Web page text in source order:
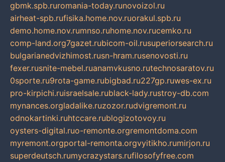
gbmk.spb.ruromania-today.runovoizol.ru
airheat-spb.rufisika.home.nov.ruorakul.spb.ru
demo.home.nov.rumnso.ruhome.nov.rucemko.ru
comp-land.org7gazet.rubicom-oil.rusuperiorsearch.ru
bulgarianedvizhimost.rusn-hram.rusenovosti.ru
fexer.rusnite-mebel.ruanamvkusno.rutechnosaratov.ru
0sporte.ru9rota-game.rubigbad.ru227gp.ruwes-ex.ru
pro-kirpichi.ruisraelsale.rublack-lady.rustroy-db.com
mynances.orgladalike.ruzozor.rudvigremont.ru
odnokartinki.ruhtccare.rublogizotovoy.ru
oysters-digital.ruo-remonte.orgremontdoma.com
myremont.orgportal-remonta.orgvyitikho.rumirjon.ru
superdeutsch.rumycrazystars.rufilosofyfree.com